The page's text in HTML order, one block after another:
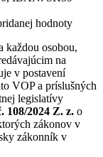
hodnoty
každou osobou,
na
v postavení
VOP a príslušných
legislatívy
108/2024 Z. z. o
zákonov v
zákonník v